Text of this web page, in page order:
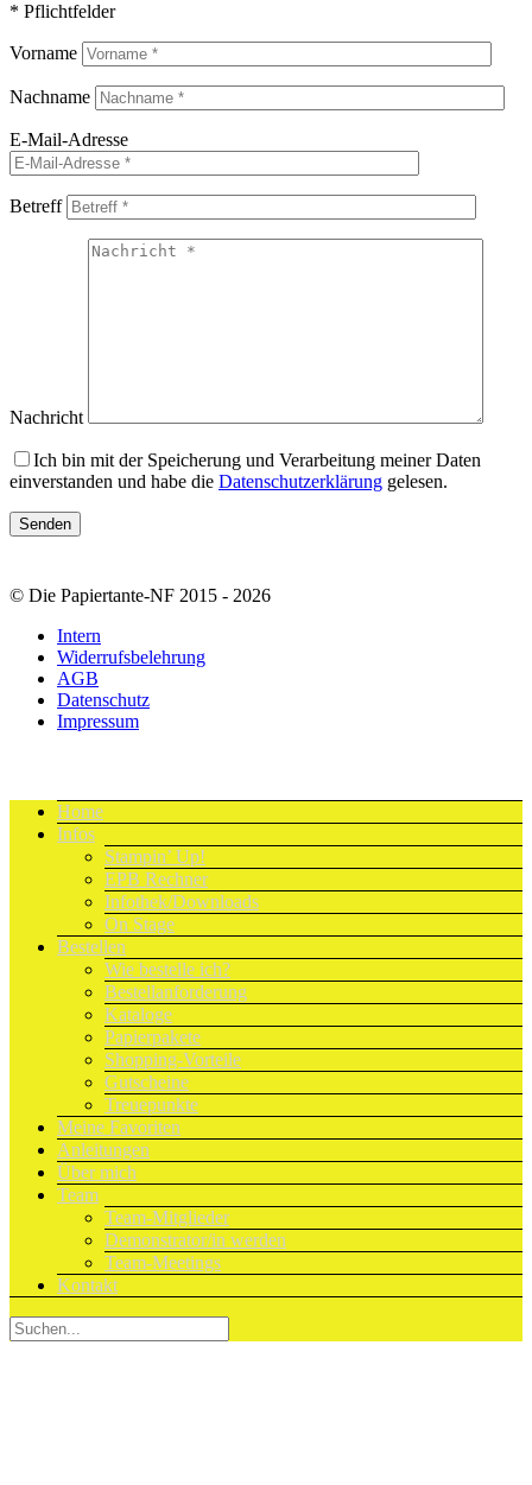
* Pflichtfelder
Vorname
Nachname
E-Mail-Adresse
Betreff
Nachricht
Ich bin mit der Speicherung und Verarbeitung meiner Daten
einverstanden und habe die Datenschutzerklärung gelesen.
© Die Papiertante-NF 2015 - 2026
Intern
Widerrufsbelehrung
AGB
Datenschutz
Impressum
Home
Infos
Stampin’ Up!
EPB Rechner
Infothek/Downloads
On Stage
Bestellen
Wie bestelle ich?
Bestellanforderung
Kataloge
Papierpakete
Shopping-Vorteile
Gutscheine
Treuepunkte
Meine Favoriten
Anleitungen
Über mich
Team
Team-Mitglieder
Demonstrator/in werden
Team-Meetings
Kontakt